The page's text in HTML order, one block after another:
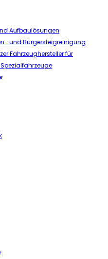
Aufbaulösungen
und Bürgersteigreinigung
Fahrzeughersteller für